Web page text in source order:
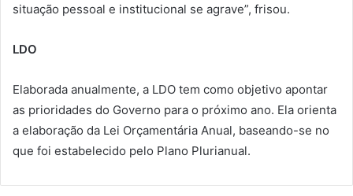
situação pessoal e institucional se agrave”, frisou.
LDO
Elaborada anualmente, a LDO tem como objetivo apontar
as prioridades do Governo para o próximo ano. Ela orienta
a elaboração da Lei Orçamentária Anual, baseando-se no
que foi estabelecido pelo Plano Plurianual.